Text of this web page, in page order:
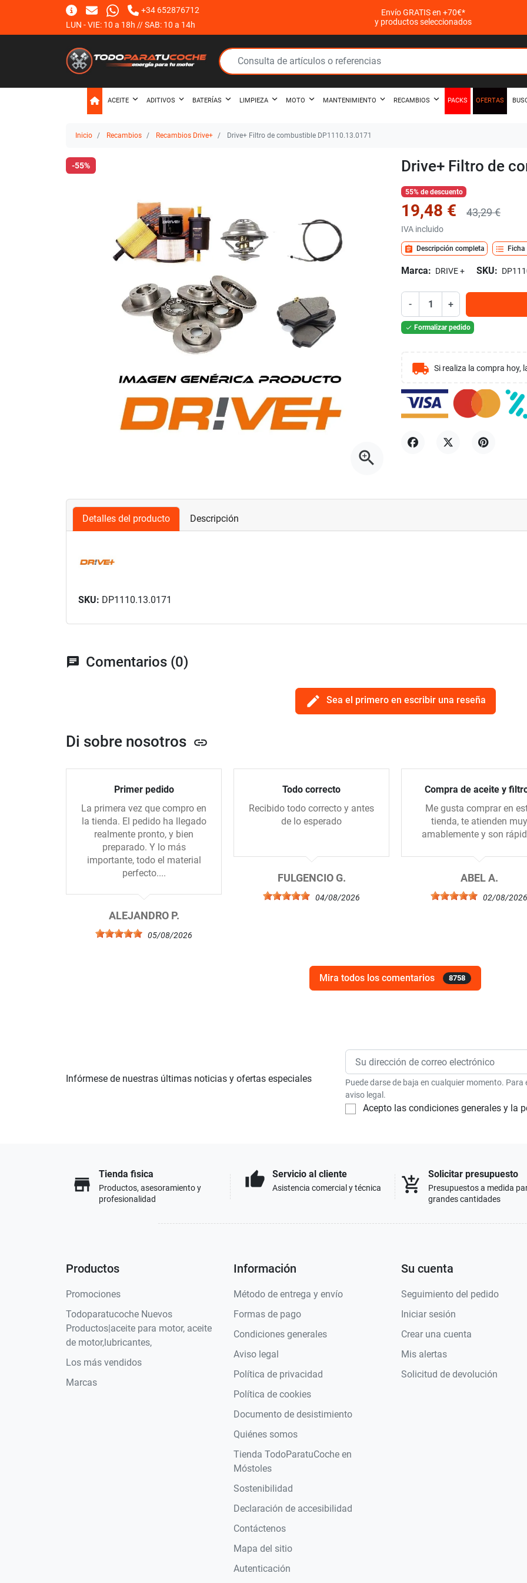
+34 652876712
LUN - VIE: 10 a 18h // SAB: 10 a 14h
Envío GRATIS en +70€*
y productos seleccionados
ACEITE ADITIVOS BATERÍAS LIMPIEZA MOTO MANTENIMIENTO RECAMBIOS PACKS OFERTAS
Inicio Recambios Recambios Drive+ Drive+ Filtro de combustible DP1110.13.0171
-55%
zoom_in
Drive+ Filtro de
55% de descuento
19,48 € 43,29 €
IVA incluido
assignment Descripción completa format_list_bulleted Ficha
Marca: DRIVE + SKU:
- +
 Formalizar pedido
local_shipping Si realiza la compra hoy,
Detalles del producto Descripción
SKU: DP1110.13.0171
chat Comentarios (0)
edit Sea el primero en escribir una reseña
Di sobre nosotros link
Primer pedido
La primera vez que compro en
la tienda. El pedido ha llegado
realmente pronto, y bien
preparado. Y lo más
importante, todo el material
perfecto....
ALEJANDRO P.
05/08/2026
Todo correcto
Recibido todo correcto y antes
de lo esperado
FULGENCIO G.
04/08/2026
Compra de aceite y
Me gusta comprar en
tienda, te atienden muy
amablemente y son
ABEL A.
02/08/2026
Mira todos los comentarios 8758
Infórmese de nuestras últimas noticias y ofertas especiales
Puede darse de baja en cualquier momento.
aviso legal.
Acepto las condiciones generales y la
store
Tienda fisica
Productos, asesoramiento y
profesionalidad
thumb_up Servicio al cliente
Asistencia comercial y técnica add_shopping_cart
Solicitar presupuesto
Presupuestos a medida
grandes cantidades
Productos
Promociones
Todoparatucoche Nuevos
Productos|aceite para motor, aceite
de motor,lubricantes,
Los más vendidos
Marcas
Información
Método de entrega y envío
Formas de pago
Condiciones generales
Aviso legal
Política de privacidad
Política de cookies
Documento de desistimiento
Quiénes somos
Tienda TodoParatuCoche en
Móstoles
Sostenibilidad
Declaración de accesibilidad
Contáctenos
Mapa del sitio
Autenticación
Su cuenta
Seguimiento del pedido
Iniciar sesión
Crear una cuenta
Mis alertas
Solicitud de devolución